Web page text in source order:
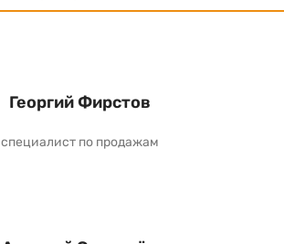
Георгий Фирстов
специалист по продажам